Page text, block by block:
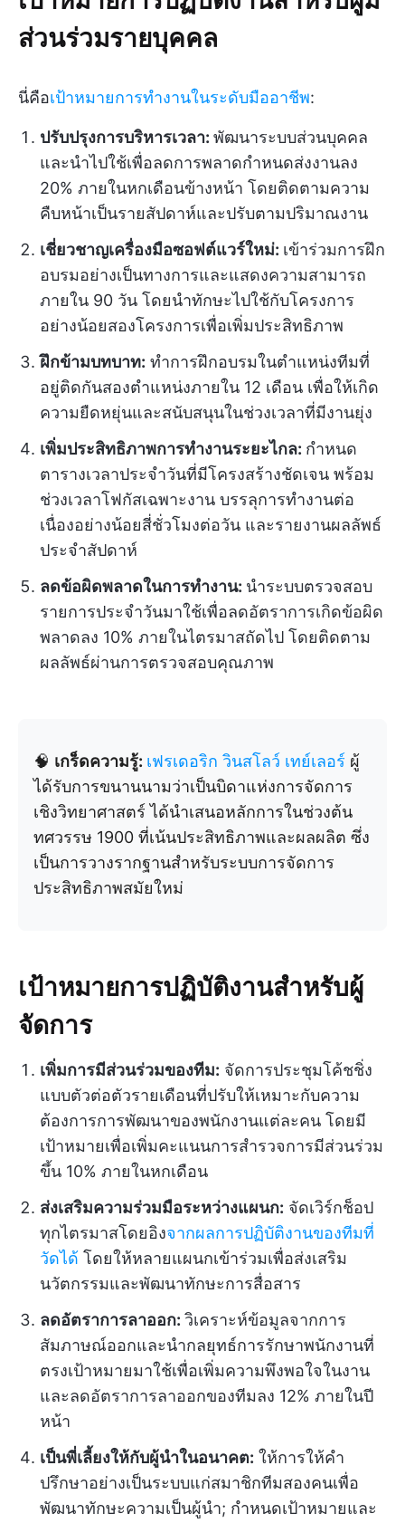
ส่วนร่วมรายบุคคล
นี่คือเป้าหมายการทำงานในระดับมืออาชีพ:
ปรับปรุงการบริหารเวลา: พัฒนาระบบส่วนบุคคล
และนำไปใช้เพื่อลดการพลาดกำหนดส่งงานลง
20% ภายในหกเดือนข้างหน้า โดยติดตามความ
คืบหน้าเป็นรายสัปดาห์และปรับตามปริมาณงาน
เชี่ยวชาญเครื่องมือซอฟต์แวร์ใหม่: เข้าร่วมการฝึก
อบรมอย่างเป็นทางการและแสดงความสามารถ
ภายใน 90 วัน โดยนำทักษะไปใช้กับโครงการ
อย่างน้อยสองโครงการเพื่อเพิ่มประสิทธิภาพ
ฝึกข้ามบทบาท: ทำการฝึกอบรมในตำแหน่งทีมที่
อยู่ติดกันสองตำแหน่งภายใน 12 เดือน เพื่อให้เกิด
ความยืดหยุ่นและสนับสนุนในช่วงเวลาที่มีงานยุ่ง
เพิ่มประสิทธิภาพการทำงานระยะไกล: กำหนด
ตารางเวลาประจำวันที่มีโครงสร้างชัดเจน พร้อม
ช่วงเวลาโฟกัสเฉพาะงาน บรรลุการทำงานต่อ
เนื่องอย่างน้อยสี่ชั่วโมงต่อวัน และรายงานผลลัพธ์
ประจำสัปดาห์
ลดข้อผิดพลาดในการทำงาน: นำระบบตรวจสอบ
รายการประจำวันมาใช้เพื่อลดอัตราการเกิดข้อผิด
พลาดลง 10% ภายในไตรมาสถัดไป โดยติดตาม
ผลลัพธ์ผ่านการตรวจสอบคุณภาพ
🧠 เกร็ดความรู้: เฟรเดอริก วินสโลว์ เทย์เลอร์ ผู้
ได้รับการขนานนามว่าเป็นบิดาแห่งการจัดการ
เชิงวิทยาศาสตร์ ได้นำเสนอหลักการในช่วงต้น
ทศวรรษ 1900 ที่เน้นประสิทธิภาพและผลผลิต ซึ่ง
เป็นการวางรากฐานสำหรับระบบการจัดการ
ประสิทธิภาพสมัยใหม่
เป้าหมายการปฏิบัติงานสำหรับผู้
จัดการ
เพิ่มการมีส่วนร่วมของทีม: จัดการประชุมโค้ชชิ่ง
แบบตัวต่อตัวรายเดือนที่ปรับให้เหมาะกับความ
ต้องการการพัฒนาของพนักงานแต่ละคน โดยมี
เป้าหมายเพื่อเพิ่มคะแนนการสำรวจการมีส่วนร่วม
ขึ้น 10% ภายในหกเดือน
ส่งเสริมความร่วมมือระหว่างแผนก: จัดเวิร์กช็อป
ทุกไตรมาสโดยอิงจากผลการปฏิบัติงานของทีมที่
วัดได้ โดยให้หลายแผนกเข้าร่วมเพื่อส่งเสริม
นวัตกรรมและพัฒนาทักษะการสื่อสาร
ลดอัตราการลาออก: วิเคราะห์ข้อมูลจากการ
สัมภาษณ์ออกและนำกลยุทธ์การรักษาพนักงานที่
ตรงเป้าหมายมาใช้เพื่อเพิ่มความพึงพอใจในงาน
และลดอัตราการลาออกของทีมลง 12% ภายในปี
หน้า
เป็นพี่เลี้ยงให้กับผู้นำในอนาคต: ให้การให้คำ
ปรึกษาอย่างเป็นระบบแก่สมาชิกทีมสองคนเพื่อ
พัฒนาทักษะความเป็นผู้นำ; กำหนดเป้าหมายและ